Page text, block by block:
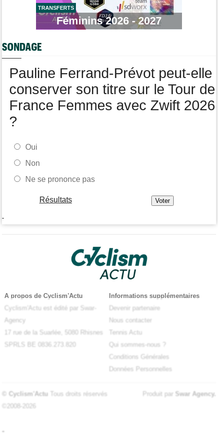
Tour de Pologne
Bart Lemmen fait coup double sur la 4e étape, UAE déçoit !
pour 1 an
Felix Gall remporte la 3e étape et prend les commandes du
général
TRANSFERTS
Féminins 2026 - 2027
SONDAGE
Pauline Ferrand-Prévot peut-elle
conserver son titre sur le Tour de
France Femmes avec Zwift 2026
?
Oui
Non
Ne se prononce pas
Résultats
-
A propos de Cyclism'Actu
Cyclism'Actu est édité par Swar-
Agency
17 rue de la Suarlée, 5080 Rhisnes
SPRLS BE 0836.273.820
Informations supplémentaires
Devenir partenaire
Nous contacter
Tennis Actu
Qui sommes-nous ?
Conditions Générales
Données Personnelles
© Cyclism'Actu Tous droits réservés
©2008-2026
Produit par Swar Agency.
-